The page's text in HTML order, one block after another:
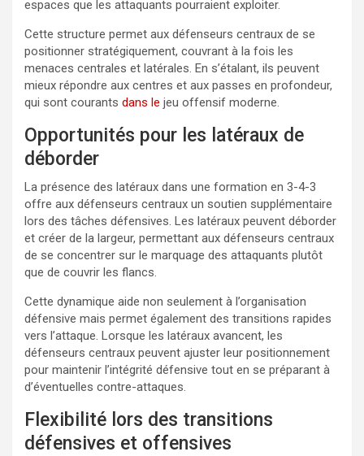
espaces que les attaquants pourraient exploiter.
Cette structure permet aux défenseurs centraux de se
positionner stratégiquement, couvrant à la fois les
menaces centrales et latérales. En s’étalant, ils peuvent
mieux répondre aux centres et aux passes en profondeur,
qui sont courants dans le jeu offensif moderne.
Opportunités pour les latéraux de
déborder
La présence des latéraux dans une formation en 3-4-3
offre aux défenseurs centraux un soutien supplémentaire
lors des tâches défensives. Les latéraux peuvent déborder
et créer de la largeur, permettant aux défenseurs centraux
de se concentrer sur le marquage des attaquants plutôt
que de couvrir les flancs.
Cette dynamique aide non seulement à l’organisation
défensive mais permet également des transitions rapides
vers l’attaque. Lorsque les latéraux avancent, les
défenseurs centraux peuvent ajuster leur positionnement
pour maintenir l’intégrité défensive tout en se préparant à
d’éventuelles contre-attaques.
Flexibilité lors des transitions
défensives et offensives